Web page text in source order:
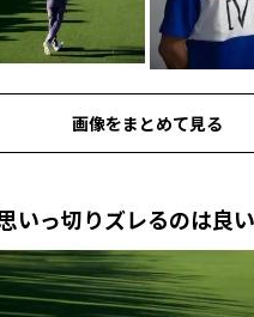
画像をまとめて見る
いっ切りズレるのは良